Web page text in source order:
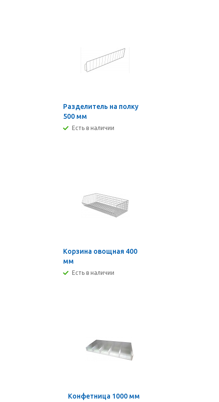
Разделитель на полку
500 мм
Есть в наличии
Корзина овощная 400
мм
Есть в наличии
Конфетница 1000 мм